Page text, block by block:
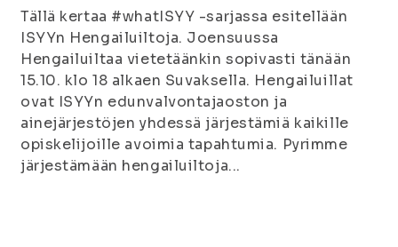
Tällä kertaa #whatISYY -sarjassa esitellään
ISYYn Hengailuiltoja. Joensuussa
Hengailuiltaa vietetäänkin sopivasti tänään
15.10. klo 18 alkaen Suvaksella. Hengailuillat
ovat ISYYn edunvalvontajaoston ja
ainejärjestöjen yhdessä järjestämiä kaikille
opiskelijoille avoimia tapahtumia. Pyrimme
järjestämään hengailuiltoja...